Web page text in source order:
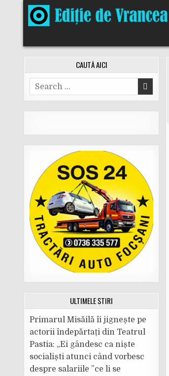
CAUTĂ AICI
Search
for:
ULTIMELE ȘTIRI
Primarul Misăilă îi jignește pe
actorii îndepărtați din Teatrul
Pastia: „Ei gândesc ca niște
socialiști atunci când vorbesc
despre salariile ”ce li se